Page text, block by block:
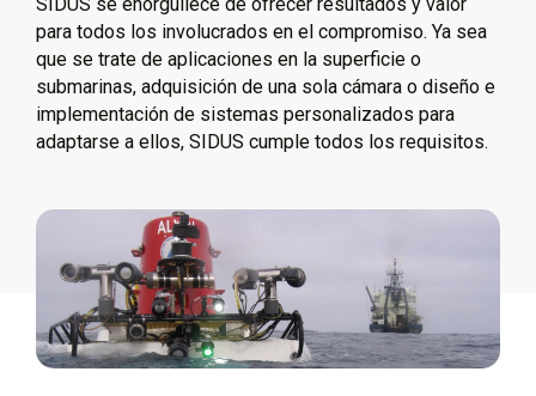
para todos los involucrados en el compromiso. Ya sea
que se trate de aplicaciones en la superficie o
submarinas, adquisición de una sola cámara o diseño e
implementación de sistemas personalizados para
adaptarse a ellos, SIDUS cumple todos los requisitos.